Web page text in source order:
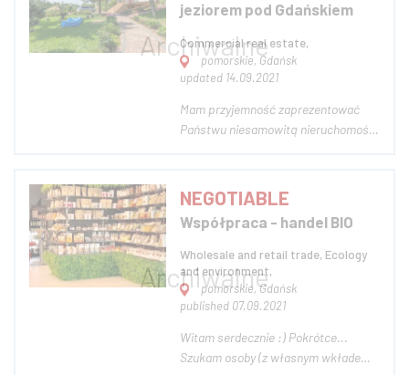
realizować swojego celu
jeziorem pod Gdańskiem
Commercial real estate,
pomorskie, Gdańsk
updated 14.09.2021
Mam przyjemność zaprezentować
Państwu niesamowitą nieruchomość
Jeziorem Tuchomskim pod
Gdańskiem. Agroturystyka
usytuowana jest na cudownie
położonym terenie, niezwykle
prywatnym, otoczonym zi...
NEGOTIABLE
Współpraca - handel BIO
Wholesale and retail trade, Ecology
and environment,
pomorskie, Gdańsk
published 07.09.2021
Witam serdecznie :) Pokrótce...
Szukam osoby (z własnym wkładem